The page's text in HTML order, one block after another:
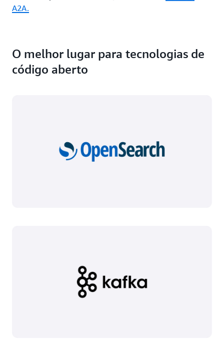
A2A.
O melhor lugar para tecnologias de
código aberto